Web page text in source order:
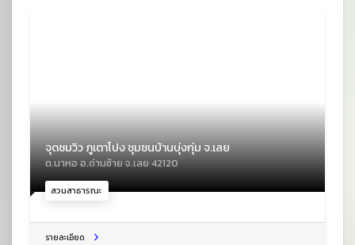
สวนสาธารณะ
จุดชมวิว ภูเตาโปง ชุมชนบ้านบุ่งกุ่ม จ.เลย
ต.นาหอ อ.ด่านซ้าย จ.เลย 42120
รายละเอียด